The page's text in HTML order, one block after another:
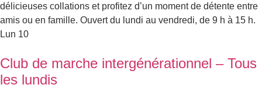
délicieuses collations et profitez d’un moment de détente entre
amis ou en famille. Ouvert du lundi au vendredi, de 9 h à 15 h.
Lun 10
Club de marche intergénérationnel – Tous
les lundis